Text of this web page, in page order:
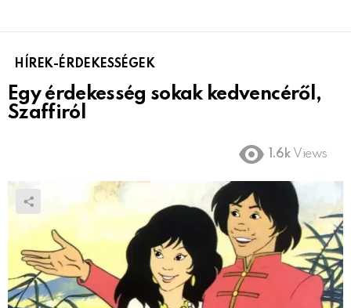
HÍREK-ÉRDEKESSÉGEK
Egy érdekesség sokak kedvencéről,
Szaffiról
1.6k Views